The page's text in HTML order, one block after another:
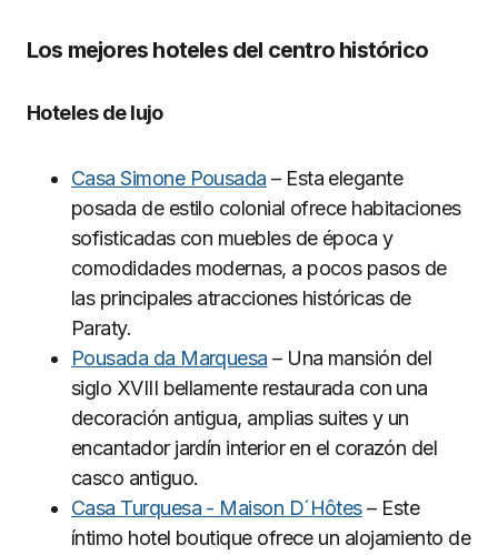
Los mejores hoteles del centro histórico
Hoteles de lujo
Casa Simone Pousada – Esta elegante
posada de estilo colonial ofrece habitaciones
sofisticadas con muebles de época y
comodidades modernas, a pocos pasos de
las principales atracciones históricas de
Paraty.
Pousada da Marquesa – Una mansión del
siglo XVIII bellamente restaurada con una
decoración antigua, amplias suites y un
encantador jardín interior en el corazón del
casco antiguo.
Casa Turquesa - Maison D´Hôtes– Este
íntimo hotel boutique ofrece un alojamiento de